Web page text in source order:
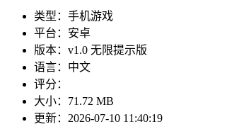
类型：手机游戏
平台：安卓
版本：v1.0 无限提示版
语言：中文
评分：
大小：71.72 MB
更新：2026-07-10 11:40:19